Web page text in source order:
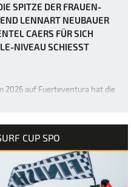
SPITZE DER FRAUEN-
LENNART NEUBAUER
CAERS FÜR SICH
NIVEAU SCHIESST D
2026 auf Fuerteventura hat die
gestern war das Niveau
CUP SPO